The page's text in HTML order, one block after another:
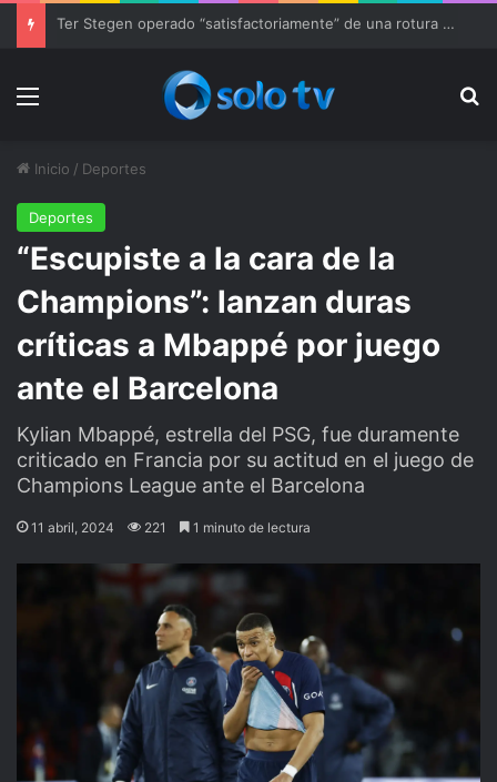
Ter Stegen operado “satisfactoriamente” de una rotura completa del tendón rotuliano
Menu
Inicio / Deportes
Deportes
“Escupiste a la cara de la
Champions”: lanzan duras
críticas a Mbappé por juego
ante el Barcelona
Kylian Mbappé, estrella del PSG, fue duramente
criticado en Francia por su actitud en el juego de
Champions League ante el Barcelona
11 abril, 2024 221 1 minuto de lectura